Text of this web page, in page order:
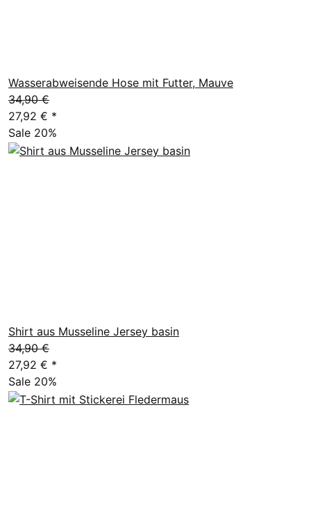
Wasserabweisende Hose mit Futter, Mauve
34,90 €
27,92 € *
Sale 20%
Shirt aus Musseline Jersey basin
34,90 €
27,92 € *
Sale 20%